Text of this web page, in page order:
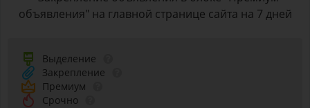
объявления" на главной странице сайта на 7 дней
Выделение
Закрепление
Премиум
Срочно